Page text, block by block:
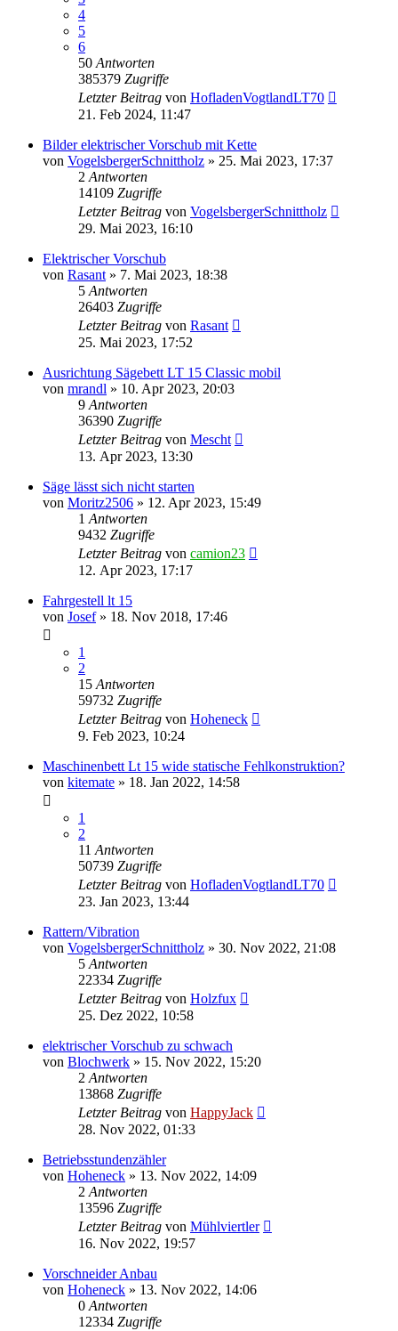
4
5
6
50 Antworten
385379 Zugriffe
Letzter Beitrag von HofladenVogtlandLT70
21. Feb 2024, 11:47
Bilder elektrischer Vorschub mit Kette
von VogelsbergerSchnittholz » 25. Mai 2023, 17:37
2 Antworten
14109 Zugriffe
Letzter Beitrag von VogelsbergerSchnittholz
29. Mai 2023, 16:10
Elektrischer Vorschub
von Rasant » 7. Mai 2023, 18:38
5 Antworten
26403 Zugriffe
Letzter Beitrag von Rasant
25. Mai 2023, 17:52
Ausrichtung Sägebett LT 15 Classic mobil
von mrandl » 10. Apr 2023, 20:03
9 Antworten
36390 Zugriffe
Letzter Beitrag von Mescht
13. Apr 2023, 13:30
Säge lässt sich nicht starten
von Moritz2506 » 12. Apr 2023, 15:49
1 Antworten
9432 Zugriffe
Letzter Beitrag von camion23
12. Apr 2023, 17:17
Fahrgestell lt 15
von Josef» 18. Nov 2018, 17:46
1
2
15 Antworten
59732 Zugriffe
Letzter Beitrag von Hoheneck
9. Feb 2023, 10:24
Maschinenbett Lt 15 wide statische Fehlkonstruktion?
von kitemate » 18. Jan 2022, 14:58
1
2
11 Antworten
50739 Zugriffe
Letzter Beitrag von HofladenVogtlandLT70
23. Jan 2023, 13:44
Rattern/Vibration
von VogelsbergerSchnittholz » 30. Nov 2022, 21:08
5 Antworten
22334 Zugriffe
Letzter Beitrag von Holzfux
25. Dez 2022, 10:58
elektrischer Vorschub zu schwach
von Blochwerk » 15. Nov 2022, 15:20
2 Antworten
13868 Zugriffe
Letzter Beitrag von HappyJack
28. Nov 2022, 01:33
Betriebsstundenzähler
von Hoheneck » 13. Nov 2022, 14:09
2 Antworten
13596 Zugriffe
Letzter Beitrag von Mühlviertler
16. Nov 2022, 19:57
Vorschneider Anbau
von Hoheneck » 13. Nov 2022, 14:06
0 Antworten
12334 Zugriffe